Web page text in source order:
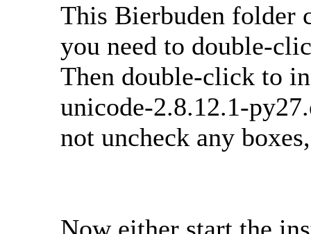
This Bierbuden folder
you need to double-
Then double-click to
unicode-2.8.12.1-
not uncheck any